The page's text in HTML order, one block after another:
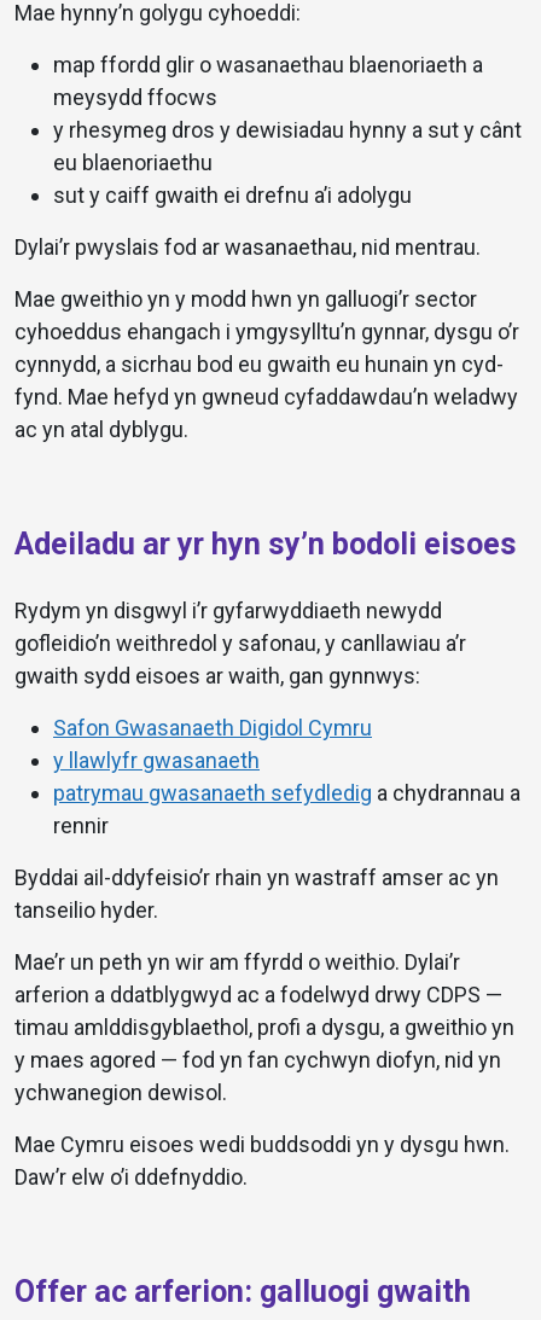
Mae hynny’n golygu cyhoeddi:
map ffordd glir o wasanaethau blaenoriaeth a
meysydd ffocws
y rhesymeg dros y dewisiadau hynny a sut y cânt
eu blaenoriaethu
sut y caiff gwaith ei drefnu a’i adolygu
Dylai’r pwyslais fod ar wasanaethau, nid mentrau.
Mae gweithio yn y modd hwn yn galluogi’r sector
cyhoeddus ehangach i ymgysylltu’n gynnar, dysgu o’r
cynnydd, a sicrhau bod eu gwaith eu hunain yn cyd-
fynd. Mae hefyd yn gwneud cyfaddawdau’n weladwy
ac yn atal dyblygu.
Adeiladu ar yr hyn sy’n bodoli eisoes
Rydym yn disgwyl i’r gyfarwyddiaeth newydd
gofleidio’n weithredol y safonau, y canllawiau a’r
gwaith sydd eisoes ar waith, gan gynnwys:
Safon Gwasanaeth Digidol Cymru
y llawlyfr gwasanaeth
patrymau gwasanaeth sefydledig a chydrannau a
rennir
Byddai ail-ddyfeisio’r rhain yn wastraff amser ac yn
tanseilio hyder.
Mae’r un peth yn wir am ffyrdd o weithio. Dylai’r
arferion a ddatblygwyd ac a fodelwyd drwy CDPS —
timau amlddisgyblaethol, profi a dysgu, a gweithio yn
y maes agored — fod yn fan cychwyn diofyn, nid yn
ychwanegion dewisol.
Mae Cymru eisoes wedi buddsoddi yn y dysgu hwn.
Daw’r elw o’i ddefnyddio.
Offer ac arferion: galluogi gwaith